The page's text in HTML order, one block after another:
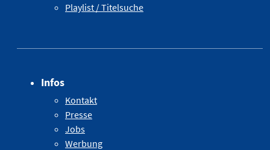
Playlist / Titelsuche
Infos
Kontakt
Presse
Jobs
Werbung